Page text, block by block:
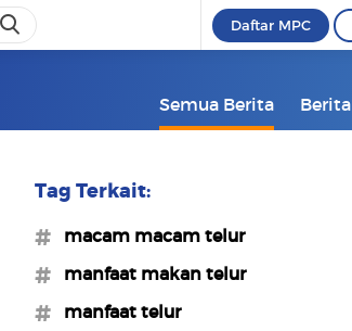
Daftar MPC
Semua Berita Berita
Tag Terkait:
#macam macam telur
#manfaat makan telur
#manfaat telur